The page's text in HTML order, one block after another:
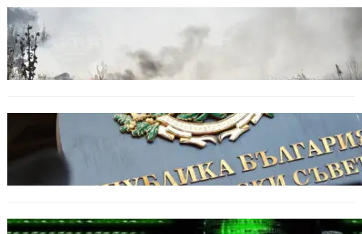
Пожарите в България не спират: 141
огнища за последното денонощие.
БЪЛГАРИЯ
Кабинетът прие нов статут за професиите в
спортната подготовка
БЪЛГАРИЯ